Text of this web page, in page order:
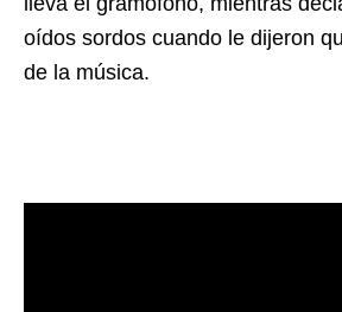
oídos sordos cuando le dijeron
de la música.